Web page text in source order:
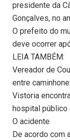
presidente da
Gonçalves, no
O prefeito do
deve ocorrer
LEIA TAMBÉM:
Vereador de
entre
Vistoria
hospital público
O acidente
De acordo com